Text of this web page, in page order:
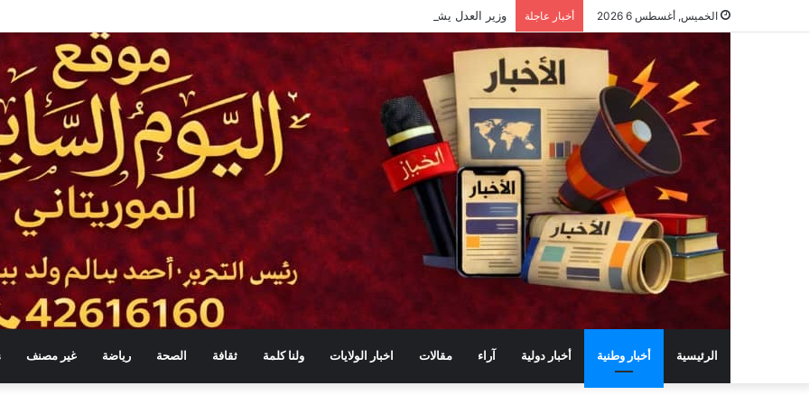
الخميس, أغسطس 6 2026 أخبار عاجلة وزير العدل يشرف على تنصيب النقيب الجديد للهيئة الوطنية للمحامين
الرئيسية أخبار وطنية أخبار دولية آراء مقالات اخبار الولايات ولنا كلمة ثقافة الصحة رياضة غير مصنف